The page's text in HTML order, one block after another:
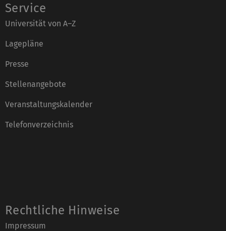
Service
Universität von A–Z
Lagepläne
Presse
Stellenangebote
Veranstaltungskalender
Telefonverzeichnis
Rechtliche Hinweise
Impressum